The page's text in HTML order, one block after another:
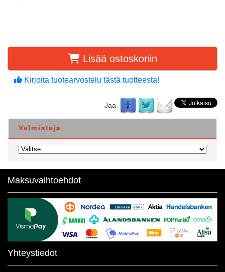
Lisää ostoskoriin
Kirjoita tuotearvostelu tästä tuotteesta!
Jaa
Valmistaja
Maksuvaihtoehdot
Yhteystiedot